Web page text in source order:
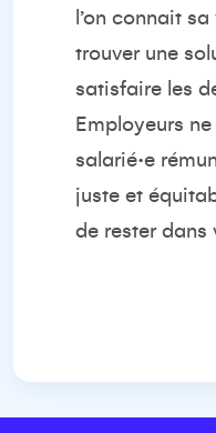
l’on connait sa
trouver une
satisfaire les
Employeurs ne
salarié·e
juste et
de rester dans